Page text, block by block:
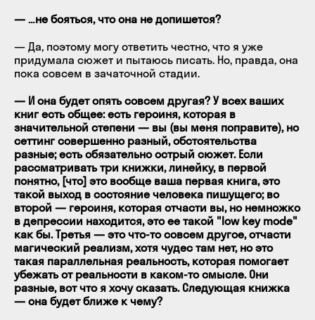
— …не бояться, что она не допишется?
— Да, поэтому могу ответить честно, что я уже
придумала сюжет и пытаюсь писать. Но, правда, она
пока совсем в зачаточной стадии.
— И она будет опять совсем другая? У всех ваших
книг есть общее: есть героиня, которая в
значительной степени — вы (вы меня поправите), но
сеттинг совершенно разный, обстоятельства
разные; есть обязательно острый сюжет. Если
рассматривать три книжки, линейку, в первой
понятно, [что] это вообще ваша первая книга, это
такой выход в состояние человека пишущего; во
второй — героиня, которая отчасти вы, но немножко
в депрессии находится, это ее такой "low key mode"
как бы. Третья — это что-то совсем другое, отчасти
магический реализм, хотя чудес там нет, но это
такая параллельная реальность, которая помогает
убежать от реальности в каком-то смысле. Они
разные, вот что я хочу сказать. Следующая книжка
— она будет ближе к чему?